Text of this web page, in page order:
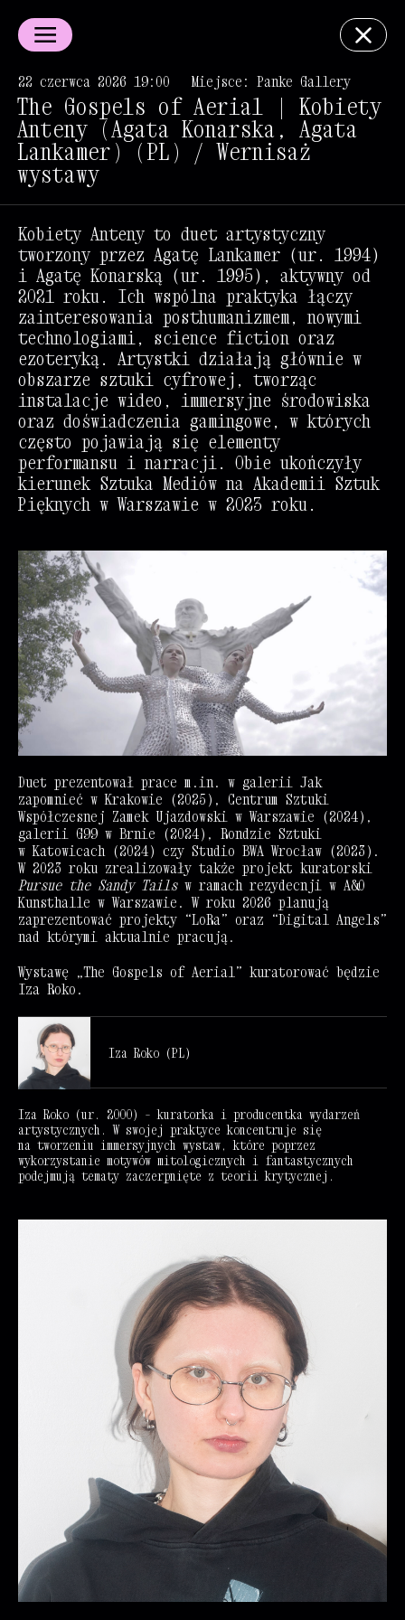
22 czerwca 2026 19:00 Miejsce: Panke Gallery
The Gospels of Aerial | Kobiety
Anteny (Agata Konarska, Agata
Lankamer) (PL) / Wernisaż
wystawy
Kobiety Anteny to duet artystyczny
tworzony przez Agatę Lankamer (ur. 1994)
i Agatę Konarską (ur. 1995), aktywny od
2021 roku. Ich wspólna praktyka łączy
zainteresowania posthumanizmem, nowymi
technologiami, science fiction oraz
ezoteryką. Artystki działają głównie w
obszarze sztuki cyfrowej, tworząc
instalacje wideo, immersyjne środowiska
oraz doświadczenia gamingowe, w których
często pojawiają się elementy
performansu i narracji. Obie ukończyły
kierunek Sztuka Mediów na Akademii Sztuk
Pięknych w Warszawie w 2023 roku.
Duet prezentował prace m.in. w galerii Jak
zapomnieć w Krakowie (2025), Centrum Sztuki
Współczesnej Zamek Ujazdowski w Warszawie (2024),
galerii G99 w Brnie (2024), Rondzie Sztuki
w Katowicach (2024) czy Studio BWA Wrocław (2023).
W 2023 roku zrealizowały także projekt kuratorski
Pursue the Sandy Tailsw ramach rezydecnji w A&O
Kunsthalle w Warszawie. W roku 2026 planują
zaprezentować projekty “LoRa” oraz “Digital Angels”
nad którymi aktualnie pracują.
Wystawę „The Gospels of Aerial” kuratorować będzie
Iza Roko.
Iza Roko (PL)
Iza Roko (ur. 2000) – kuratorka i producentka wydarzeń
artystycznych. W swojej praktyce koncentruje się
na tworzeniu immersyjnych wystaw, które poprzez
wykorzystanie motywów mitologicznych i fantastycznych
podejmują tematy zaczerpnięte z teorii krytycznej.